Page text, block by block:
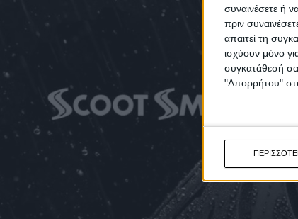
συναινέσετε ή
πριν
απαιτεί τη
ισχύουν μόνο
συγκατάθεσή
"Απορρήτου"